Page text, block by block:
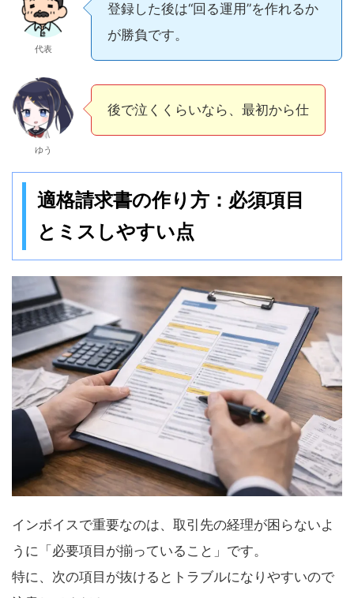
代表
登録した後は“回る運用”を作れるか
が勝負です。
ゆう
後で泣くくらいなら、最初から仕組
みでラクにしたい〜！
適格請求書の作り方：必須項目
とミスしやすい点
インボイスで重要なのは、取引先の経理が困らないよ
うに「必要項目が揃っていること」です。
特に、次の項目が抜けるとトラブルになりやすいので